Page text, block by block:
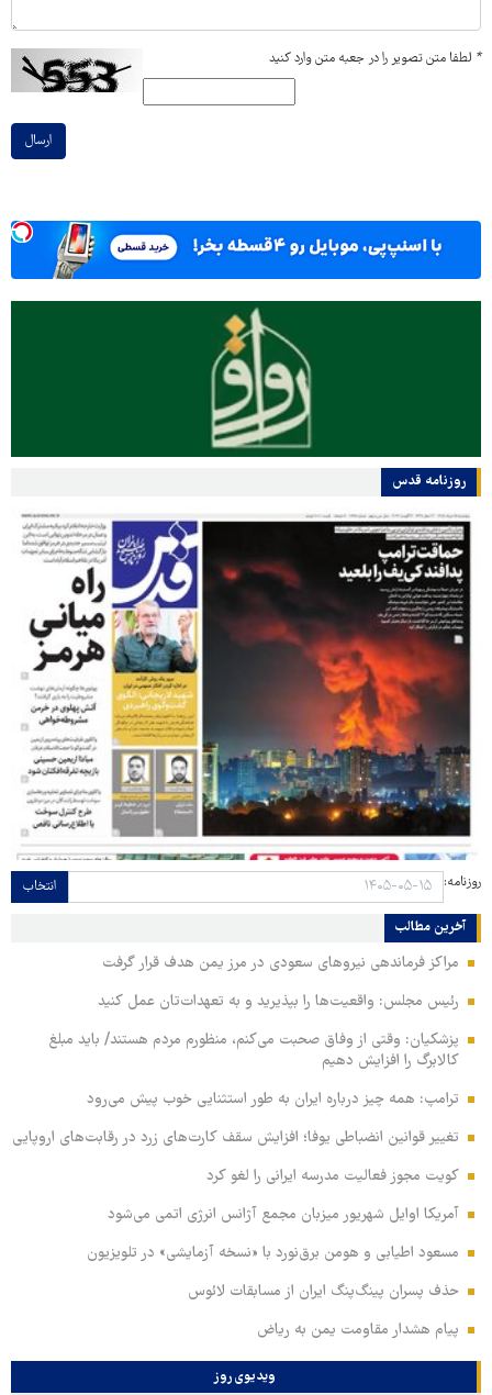
* لطفا متن تصویر را در جعبه متن وارد کنید
ارسال
روزنامه قدس
روزنامه: انتخاب
آخرین مطالب
مراکز فرماندهی نیروهای سعودی در مرز یمن هدف قرار گرفت
رئیس مجلس: واقعیت‌ها را بپذیرید و به تعهدات‌تان عمل کنید
پزشکیان: وقتی از وفاق صحبت می‌کنم، منظورم مردم هستند/ باید مبلغ
کالابرگ را افزایش دهیم
ترامپ: همه چیز درباره ایران به طور استثنایی خوب پیش می‌رود
تغییر قوانین انضباطی یوفا؛ افزایش سقف کارت‌های زرد در رقابت‌های اروپایی
کویت مجوز فعالیت مدرسه ایرانی را لغو کرد
آمریکا اوایل شهریور میزبان مجمع آژانس انرژی اتمی می‌شود
مسعود اطیابی و هومن برق‌نورد با «نسخه آزمایشی» در تلویزیون
حذف پسران پینگ‌پنگ ایران از مسابقات لائوس
پیام هشدار مقاومت یمن به ریاض
ویدیوی روز